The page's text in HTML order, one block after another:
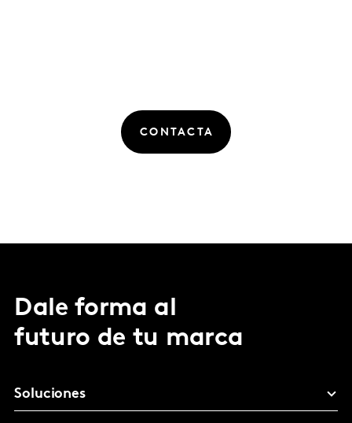
CONTACTA
Dale forma al
futuro de tu marca
Soluciones